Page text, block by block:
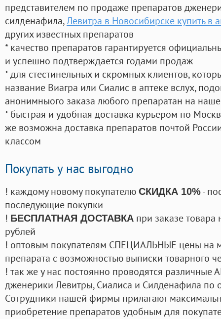
представителем по продаже препаратов
силденафила,Левитра в Новосибирске купить в
других известных препаратов
* качество препаратов гарантируется
и успешно подтверждается годами продаж
* для стестинельных и скромных клиентов,
название Виагра или Сиалис в аптеке вслух,
анонимныого заказа любого препаратан на
* быстрая и удобная доставка курьером по
же возможна доставка препаратов почтой
классом
Покупать у нас выгодно
! каждому новому покупателю СКИДКА 10%-
последующие покупки
! БЕСПЛАТНАЯ ДОСТАВКА при заказе
рублей
! оптовым покупателям СПЕЦИАЛЬНЫЕ цены на
препарата с возможностью выписки товарного
! так же у нас постоянно проводятся
дженерики Левитры, Сиалиса и Силденафила по
Cотрудники нашей фирмы прилагают
приобретение препаратов удобным для